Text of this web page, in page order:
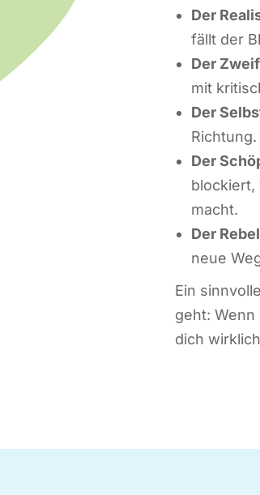
Der
fällt der
Der
mit
Der
Der
blockiert,
macht.
Der
neue
Ein
geht:
dich